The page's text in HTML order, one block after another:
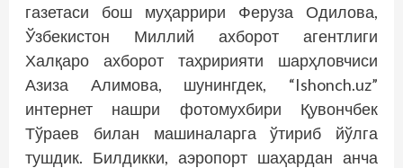
газетаси бош муҳаррири Феруза Одилова,
Ўзбекистон Миллий ахборот агентлиги
Халқаро ахборот таҳририяти шарҳловчиси
Азиза Алимова, шунингдек, “Ishonch.uz”
интернет нашри фотомухбири Қувончбек
Тўраев билан машиналарга ўтириб йўлга
тушдик. Билдикки, аэропорт шаҳардан анча